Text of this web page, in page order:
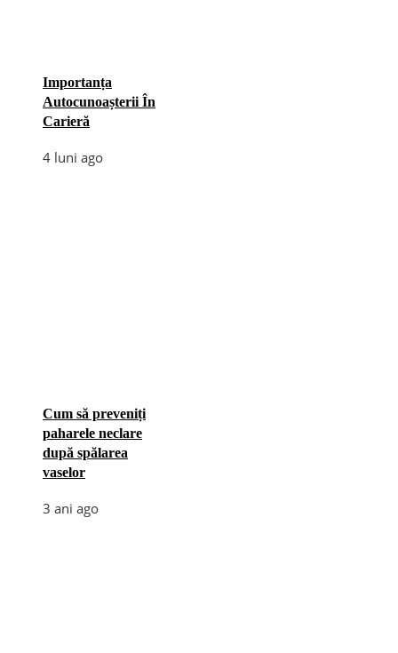
Importanța
Autocunoașterii În
Carieră
4 luni ago
Cum să preveniți
paharele neclare
după spălarea
vaselor
3 ani ago